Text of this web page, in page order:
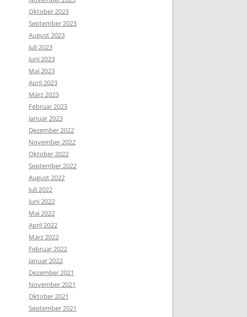
Oktober 2023
September 2023
August 2023
Juli 2023
Juni 2023
Mai 2023
April 2023
März 2023
Februar 2023
Januar 2023
Dezember 2022
November 2022
Oktober 2022
September 2022
August 2022
Juli 2022
Juni 2022
Mai 2022
April 2022
März 2022
Februar 2022
Januar 2022
Dezember 2021
November 2021
Oktober 2021
September 2021